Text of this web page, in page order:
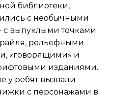
библиотеки,
с необычными
с выпуклыми точками
рельефными
«говорящими» и
изданиями.
у ребят вызвали
с персонажами в